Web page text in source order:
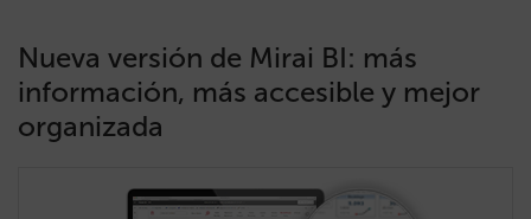
Nueva versión de Mirai BI: más
información, más accesible y mejor
organizada